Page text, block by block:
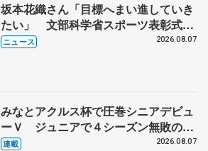
坂本花織さん「目標へまい進していき
たい」 文部科学省スポーツ表彰式で
代表謝辞
ニュース 2026.08.07
みなとアクルス杯で圧巻シニアデビュ
ーＶ ジュニアで４シーズン無敗の島
田麻央
連載 2026.08.07